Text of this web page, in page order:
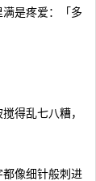
是疼爱：「多
得乱七八糟，
像细针般刺进